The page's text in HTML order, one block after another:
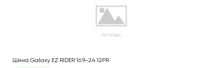
Шина Galaxy EZ RIDER 16.9-24 12PR